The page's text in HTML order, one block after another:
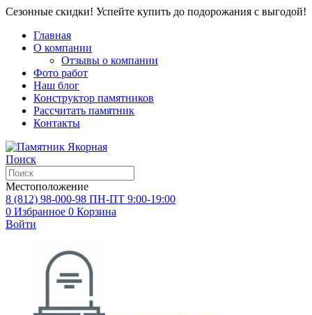
Сезонные скидки! Успейте купить до подорожания с выгодой!
Главная
О компании
Отзывы о компании
Фото работ
Наш блог
Конструктор памятников
Рассчитать памятник
Контакты
Поиск
Местоположение
8 (812) 98-000-98 ПН-ПТ 9:00-19:00
0 Избранное 0 Корзина
Войти